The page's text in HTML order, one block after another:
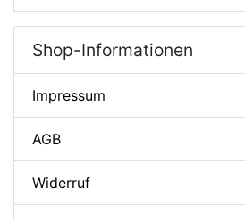
Shop-Informationen
Impressum
AGB
Widerruf